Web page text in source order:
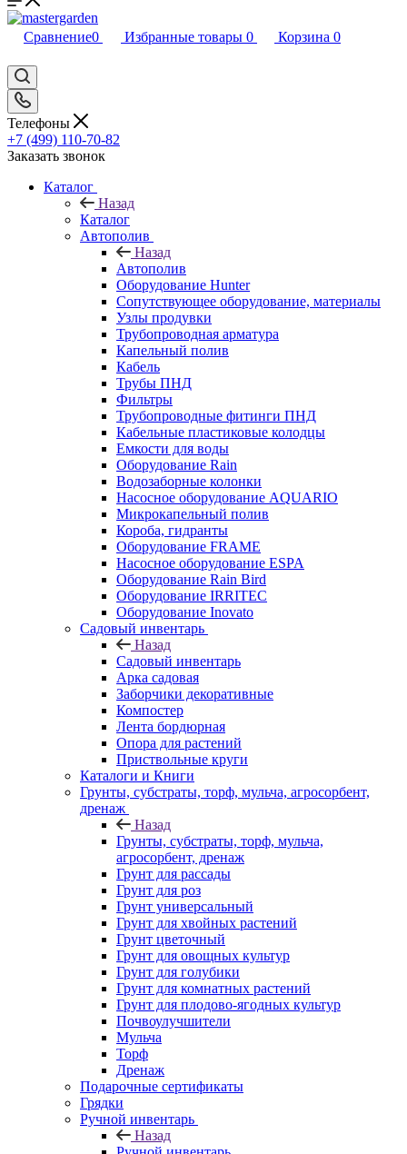
Сравнение0 Избранные товары 0 Корзина 0
Телефоны
+7 (499) 110-70-82
Заказать звонок
Каталог
Назад
Каталог
Автополив
Назад
Автополив
Оборудование Hunter
Сопутствующее оборудование, материалы
Узлы продувки
Трубопроводная арматура
Капельный полив
Кабель
Трубы ПНД
Фильтры
Трубопроводные фитинги ПНД
Кабельные пластиковые колодцы
Емкости для воды
Оборудование Rain
Водозаборные колонки
Насосное оборудование AQUARIO
Микрокапельный полив
Короба, гидранты
Оборудование FRAME
Насосное оборудование ESPA
Оборудование Rain Bird
Оборудование IRRITEC
Оборудование Inovato
Садовый инвентарь
Назад
Садовый инвентарь
Арка садовая
Заборчики декоративные
Компостер
Лента бордюрная
Опора для растений
Приствольные круги
Каталоги и Книги
Грунты, субстраты, торф, мульча, агросорбент,
дренаж
Назад
Грунты, субстраты, торф, мульча,
агросорбент, дренаж
Грунт для рассады
Грунт для роз
Грунт универсальный
Грунт для хвойных растений
Грунт цветочный
Грунт для овощных культур
Грунт для голубики
Грунт для комнатных растений
Грунт для плодово-ягодных культур
Почвоулучшители
Мульча
Торф
Дренаж
Подарочные сертификаты
Грядки
Ручной инвентарь
Назад